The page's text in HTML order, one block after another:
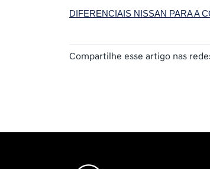
DIFERENCIAIS NISSAN PARA A
Compartilhe esse artigo nas